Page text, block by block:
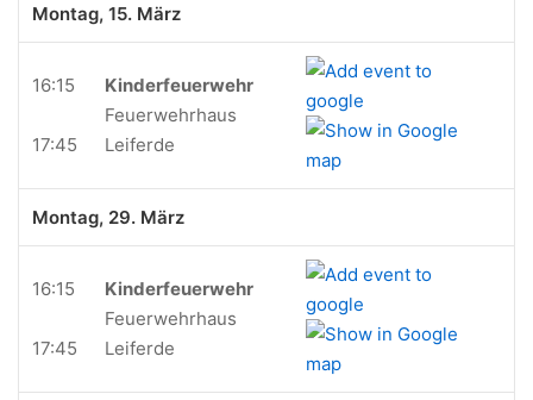
Montag, 15. März
16:15
17:45
Kinderfeuerwehr
Feuerwehrhaus
Leiferde
Montag, 29. März
16:15
17:45
Kinderfeuerwehr
Feuerwehrhaus
Leiferde